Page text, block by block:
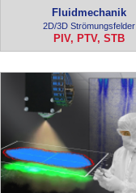
Fluidmechanik
2D/3D Strömungsfelder
PIV, PTV, STB